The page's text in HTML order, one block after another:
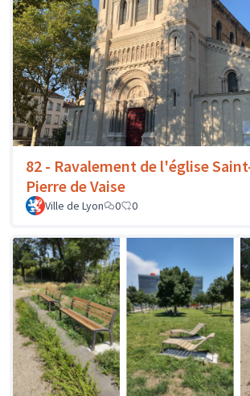
82 - Ravalement de l'église
Pierre de Vaise
Ville de Lyon 0 0